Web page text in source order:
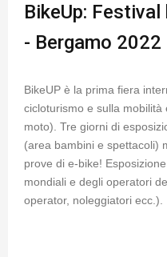
BikeUp:
- Bergamo 2022
BikeUP è la prima fiera
cicloturismo e sulla
moto). Tre giorni di
(area bambini e spettacoli)
prove di e-bike!
mondiali e degli operatori
operator, noleggiatori ecc.).